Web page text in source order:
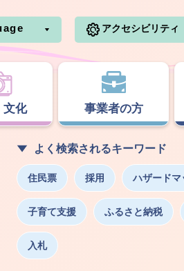
アクセシビリティ
文化 事業者の方
よく検索されるキーワード
住民票 採用 ハザードマ
子育て支援 ふるさと納税
入札